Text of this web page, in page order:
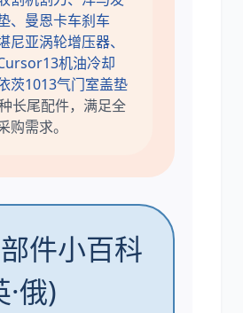
、曼恩卡车刹车
尼亚涡轮增压器、
机油冷却
茨1013气门室盖垫
长尾配件，满足全
购需求。
件小百科
·俄)